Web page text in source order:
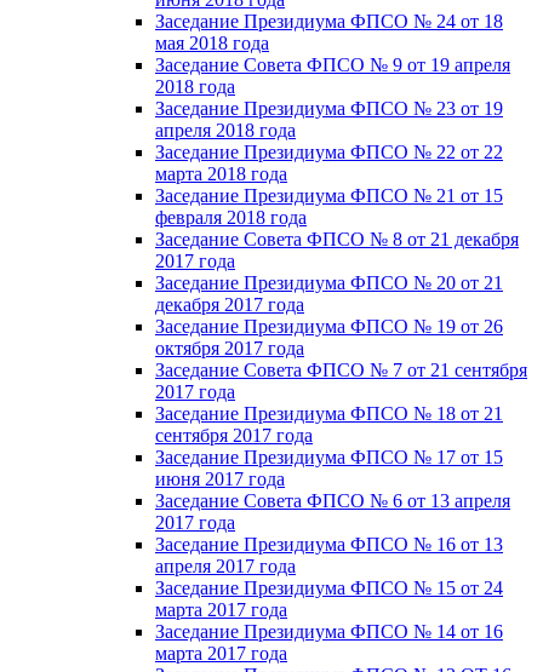
Заседание Президиума ФПСО № 24 от 18
мая 2018 года
Заседание Совета ФПСО № 9 от 19 апреля
2018 года
Заседание Президиума ФПСО № 23 от 19
апреля 2018 года
Заседание Президиума ФПСО № 22 от 22
марта 2018 года
Заседание Президиума ФПСО № 21 от 15
февраля 2018 года
Заседание Совета ФПСО № 8 от 21 декабря
2017 года
Заседание Президиума ФПСО № 20 от 21
декабря 2017 года
Заседание Президиума ФПСО № 19 от 26
октября 2017 года
Заседание Совета ФПСО № 7 от 21 сентября
2017 года
Заседание Президиума ФПСО № 18 от 21
сентября 2017 года
Заседание Президиума ФПСО № 17 от 15
июня 2017 года
Заседание Совета ФПСО № 6 от 13 апреля
2017 года
Заседание Президиума ФПСО № 16 от 13
апреля 2017 года
Заседание Президиума ФПСО № 15 от 24
марта 2017 года
Заседание Президиума ФПСО № 14 от 16
марта 2017 года